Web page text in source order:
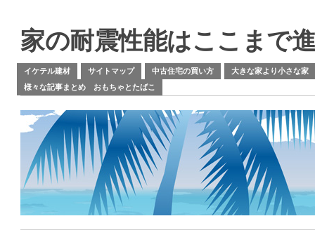
家の耐震性能はここまで
イケテル建材 サイトマップ 中古住宅の買い方
大きな家より小さな家
様々な記事まとめ おもちゃとたばこ